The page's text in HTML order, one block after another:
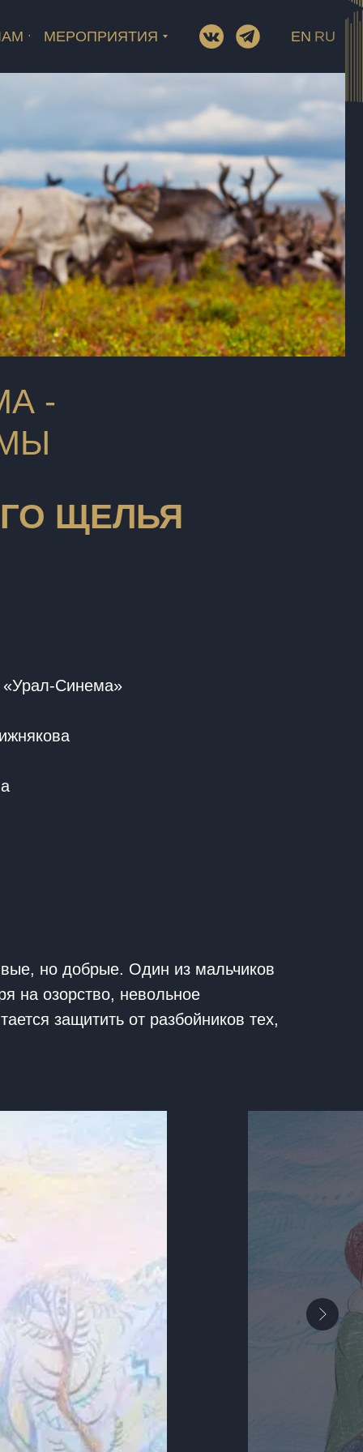
EN RU
МЕРОПРИЯТИЯ
-
ЩЕЛЬЯ
Синема»
но добрые. Один из мальчиков
на озорство, невольное
защитить от разбойников тех,